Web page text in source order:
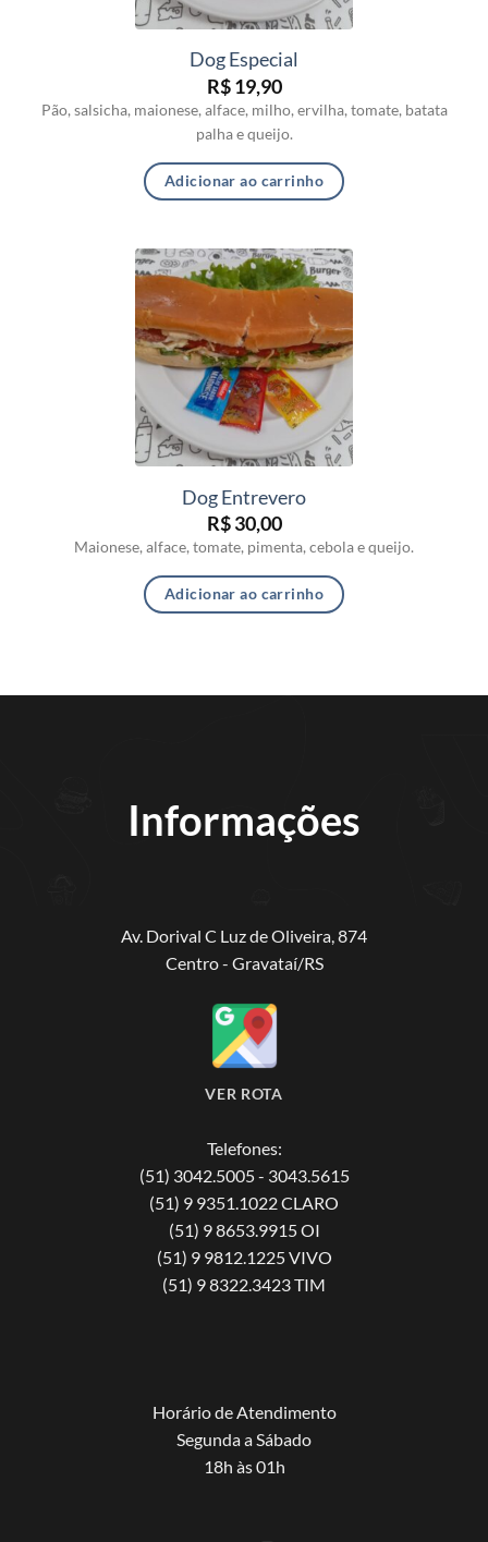
Dog Especial
R$19,90
Pão, salsicha, maionese, alface, milho, ervilha, tomate, batata
palha e queijo.
Adicionar ao carrinho
Dog Entrevero
R$30,00
Maionese, alface, tomate, pimenta, cebola e queijo.
Adicionar ao carrinho
Informações
Av. Dorival C Luz de Oliveira, 874
Centro - Gravataí/RS
VER ROTA
Telefones:
(51) 3042.5005 - 3043.5615
(51) 9 9351.1022 CLARO
(51) 9 8653.9915 OI
(51) 9 9812.1225 VIVO
(51) 9 8322.3423 TIM
Horário de Atendimento
Segunda a Sábado
18h às 01h